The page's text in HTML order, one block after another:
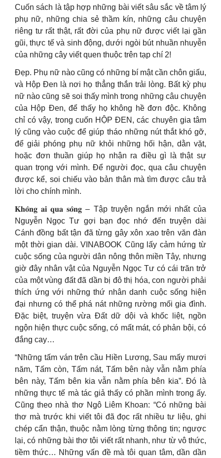
Cuốn sách là tập hợp những bài viết sâu sắc về tâm lý
phụ nữ, những chia sẻ thầm kín, những câu chuyện
riêng tư rất thật, rất đời của phụ nữ được viết lại gần
gũi, thực tế và sinh động, dưới ngòi bút nhuần nhuyễn
của những cây viết quen thuộc trên tạp chí 2!
Đẹp. Phụ nữ nào cũng có những bí mật cần chôn giấu,
và Hộp Đen là nơi họ thẳng thắn trải lòng. Bất kỳ phụ
nữ nào cũng sẽ soi thấy mình trong những câu chuyện
của Hộp Đen, để thấy họ không hề đơn độc. Không
chỉ có vậy, trong cuốn HỘP ĐEN, các chuyên gia tâm
lý cũng vào cuộc để giúp tháo những nút thắt khó gỡ,
để giải phóng phụ nữ khỏi những hối hận, dằn vặt,
hoặc đơn thuần giúp họ nhận ra điều gì là thật sự
quan trọng với mình. Để người đọc, qua câu chuyện
được kể, soi chiếu vào bản thân mà tìm được câu trả
lời cho chính mình.
𝐊𝐡𝐨̂𝐧𝐠 𝐚𝐢 𝐪𝐮𝐚 𝐬𝐨̂𝐧𝐠 – Tập truyện ngắn mới nhất của
Nguyễn Ngọc Tư gợi bạn đọc nhớ đến truyện dài
Cánh đồng bất tận đã từng gây xôn xao trên văn đàn
một thời gian dài. VINABOOK Cũng lấy cảm hứng từ
cuộc sống của người dân nông thôn miền Tây, nhưng
giờ đây nhân vật của Nguyễn Ngọc Tư có cái trăn trở
của một vùng đất đã dần bị đô thị hóa, con người phải
thích ứng với những thứ nhân danh cuộc sống hiện
đại nhưng có thể phá nát những rường mối gia đình.
Đặc biệt, truyện vừa Đất dữ dội và khốc liệt, ngồn
ngộn hiện thực cuộc sống, có mất mát, có phản bội, có
đắng cay…
“Những tấm ván trên cầu Hiền Lương, Sau mấy mươi
năm, Tấm còn, Tấm nát, Tấm bên này vẫn nằm phía
bên này, Tấm bên kia vẫn nằm phía bên kia”. Đó là
những thực tế mà tác giả thấy có phần mình trong ấy.
Cũng theo nhà thơ Ngô Liêm Khoan: “Có những bài
thơ mà trước khi viết tôi đã đọc rất nhiều tư liệu, ghi
chép cẩn thận, thuộc nằm lòng từng thông tin; ngược
lại, có những bài thơ tôi viết rất nhanh, như từ vô thức,
tiềm thức… Những vấn đề mà tôi quan tâm, dần dần